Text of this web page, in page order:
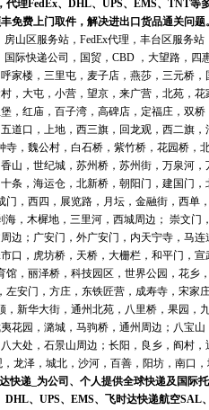
代理FedEx、DHL、UPS、EMS、TNT
免费上门取件，解决进出口货品通关问题
房山区服务站 ， FedEx代理 ， 丰台区服务站
国际快递公司 ，国贸，CBD ，大望路，
家楼，三里屯，麦子店，燕莎，三元桥
，大屯，小营，望京，来广营，北苑，
，红庙，百子湾，高碑店，定福庄，双
道口，上地，西三旗，回龙观，西二旗
寺，魏公村，白石桥，紫竹桥，花园桥
山，世纪城，苏州桥，苏州街，万泉河
条，海运仓，北新桥，朝阳门，建国门
门，西四，展览路，月坛，金融街，西
，木樨地，三里河，西城周边； 崇文
边；广安门，外广安门，内天宁寺，马
口，虎坊桥，天桥，大栅栏，和平门，
馆，丽泽桥，科技园区，世界公园，花
左安门，方庄，东铁匠营，成寿寺，宋
，新华大街，通州北苑，八里桥，果园
花园，潞城，马驹桥，通州周边；八宝
大处，石景山周边；长阳，良乡，阎村
龙泽，城北，沙河，百善，阳坊，南口
快递_为公司、个人提供全球快递及国际
DHL、 UPS、 EMS、 飞时达快递航空SAL